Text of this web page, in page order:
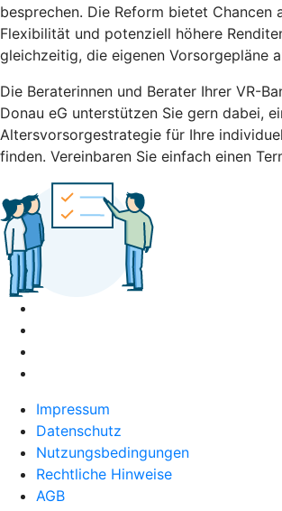
besprechen. Die Reform bietet Chancen
Flexibilität und potenziell höhere
gleichzeitig, die eigenen Vorsorgepläne
Die Beraterinnen und Berater Ihrer VR-
Donau eG unterstützen Sie gern dabei,
Altersvorsorgestrategie für Ihre
finden. Vereinbaren Sie einfach einen
Impressum
Datenschutz
Nutzungsbedingungen
Rechtliche Hinweise
AGB